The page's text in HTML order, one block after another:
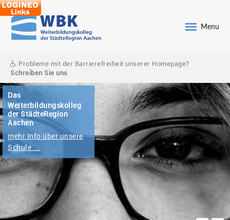
Menu
Probleme mit der Barrierefreiheit unserer Homepage?
Schreiben Sie uns
unsere